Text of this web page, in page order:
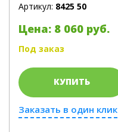
Артикул: 8425 50
Цена: 8 060 руб.
Под заказ
КУПИТЬ
Заказать в один клик